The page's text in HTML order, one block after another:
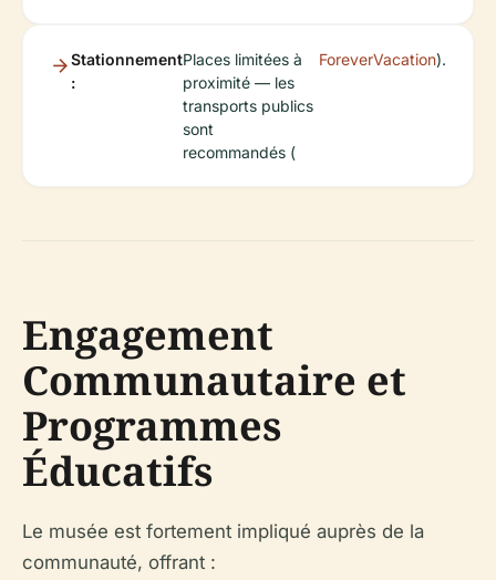
Stationnement
:
Places limitées à
proximité — les
transports publics
sont
recommandés (
ForeverVacation).
Engagement
Communautaire et
Programmes
Éducatifs
Le musée est fortement impliqué auprès de la
communauté, offrant :